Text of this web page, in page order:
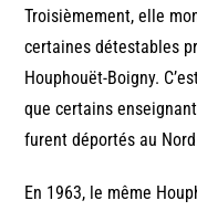
Troisièmement, elle
certaines détestables
Houphouët-Boigny.
que certains
furent déportés au
En 1963, le même